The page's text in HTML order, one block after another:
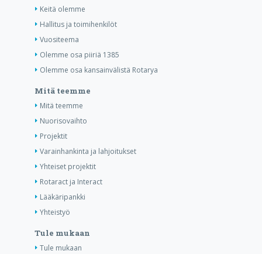
Keitä olemme
Hallitus ja toimihenkilöt
Vuositeema
Olemme osa piiriä 1385
Olemme osa kansainvälistä Rotarya
Mitä teemme
Mitä teemme
Nuorisovaihto
Projektit
Varainhankinta ja lahjoitukset
Yhteiset projektit
Rotaract ja Interact
Lääkäripankki
Yhteistyö
Tule mukaan
Tule mukaan